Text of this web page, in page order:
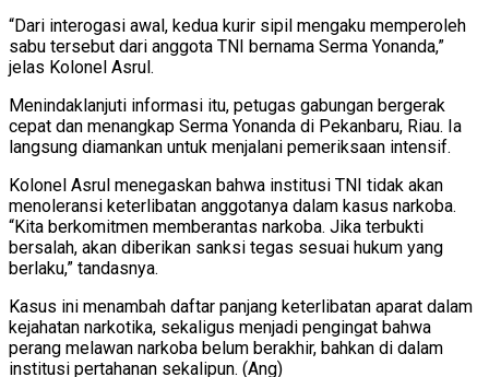
“Dari interogasi awal, kedua kurir sipil mengaku memperoleh
sabu tersebut dari anggota TNI bernama Serma Yonanda,”
jelas Kolonel Asrul.
Menindaklanjuti informasi itu, petugas gabungan bergerak
cepat dan menangkap Serma Yonanda di Pekanbaru, Riau. Ia
langsung diamankan untuk menjalani pemeriksaan intensif.
Kolonel Asrul menegaskan bahwa institusi TNI tidak akan
menoleransi keterlibatan anggotanya dalam kasus narkoba.
“Kita berkomitmen memberantas narkoba. Jika terbukti
bersalah, akan diberikan sanksi tegas sesuai hukum yang
berlaku,” tandasnya.
Kasus ini menambah daftar panjang keterlibatan aparat dalam
kejahatan narkotika, sekaligus menjadi pengingat bahwa
perang melawan narkoba belum berakhir, bahkan di dalam
institusi pertahanan sekalipun. (Ang)